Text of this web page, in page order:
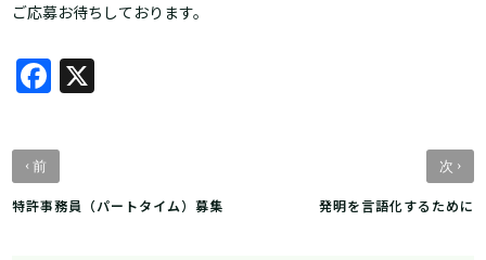
ご応募お待ちしております。
Facebook
‹ 前
特許事務員（パートタイム）募集
次 ›
発明を言語化するために